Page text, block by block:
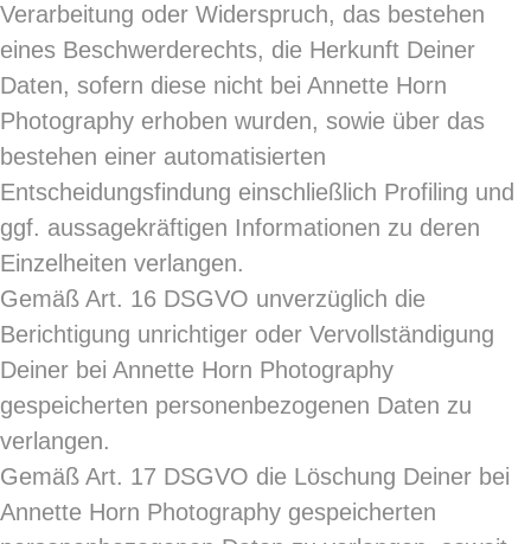
Verarbeitung oder Widerspruch, das bestehen
eines Beschwerderechts, die Herkunft Deiner
Daten, sofern diese nicht bei Annette Horn
Photography erhoben wurden, sowie über das
bestehen einer automatisierten
Entscheidungsfindung einschließlich Profiling und
ggf. aussagekräftigen Informationen zu deren
Einzelheiten verlangen.
Gemäß Art. 16 DSGVO unverzüglich die
Berichtigung unrichtiger oder Vervollständigung
Deiner bei Annette Horn Photography
gespeicherten personenbezogenen Daten zu
verlangen.
Gemäß Art. 17 DSGVO die Löschung Deiner bei
Annette Horn Photography gespeicherten